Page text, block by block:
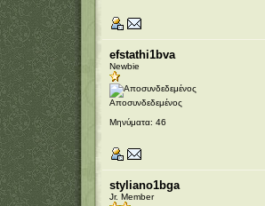
efstathi1bva
Newbie
Αποσυνδεδεμένος
Μηνύματα: 46
styliano1bga
Jr. Member